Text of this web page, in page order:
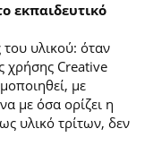
εκπαιδευτικό
υλικού: όταν
χρήσης Creative
με
με όσα ορίζει η
υλικό τρίτων, δεν